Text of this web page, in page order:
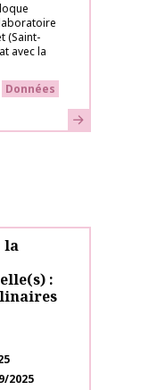
(Saint-
avec la
Données
En savoir plus
la
:
2025